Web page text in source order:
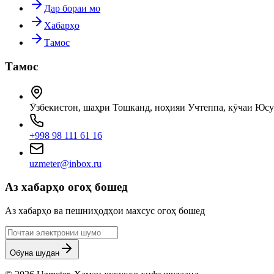
Дар бораи мо
Хабарҳо
Тамос
Тамос
Ӯзбекистон, шаҳри Тошканд, ноҳияи Учтеппа, кӯчаи
+998 98 111 61 16
uzmeter@inbox.ru
Аз хабарҳо огоҳ бошед
Аз хабарҳо ва пешниҳодҳои махсус огоҳ бошед
Обуна шудан